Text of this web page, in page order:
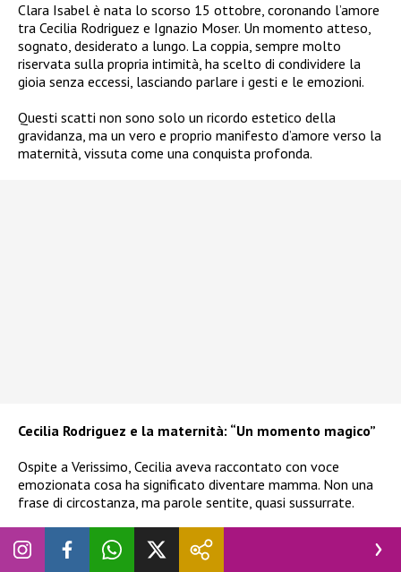
Clara Isabel è nata lo scorso 15 ottobre, coronando l’amore
tra Cecilia Rodriguez e Ignazio Moser. Un momento atteso,
sognato, desiderato a lungo. La coppia, sempre molto
riservata sulla propria intimità, ha scelto di condividere la
gioia senza eccessi, lasciando parlare i gesti e le emozioni.
Questi scatti non sono solo un ricordo estetico della
gravidanza, ma un vero e proprio manifesto d’amore verso la
maternità, vissuta come una conquista profonda.
Cecilia Rodriguez e la maternità: “Un momento magico”
Ospite a Verissimo, Cecilia aveva raccontato con voce
emozionata cosa ha significato diventare mamma. Non una
frase di circostanza, ma parole sentite, quasi sussurrate.
Ha definito la nascita di Clara Isabel come un momento
magico, difficile persino da spiegare, uno di quegli eventi che